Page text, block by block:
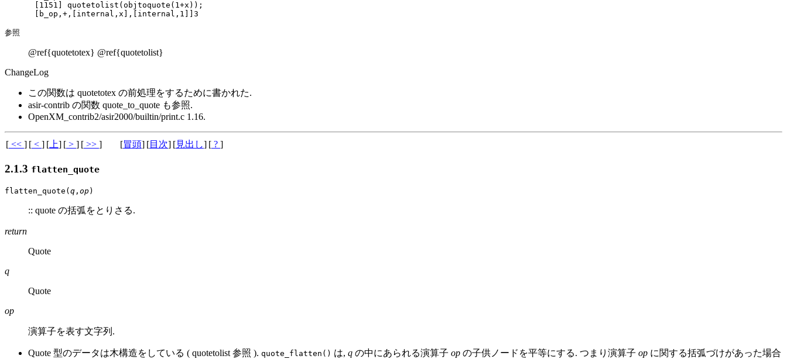
[1151] quotetolist(objtoquote(1+x));
参照
@ref{quotetotex} @ref{quotetolist}
ChangeLog
この関数は quotetotex の前処理をするために書かれた.
asir-contrib の関数 quote_to_quote も参照.
OpenXM_contrib2/asir2000/builtin/print.c 1.16.
[ << ] [ < ] [ 上] [ > ] [ >> ] [冒頭] [目次] [見出し] [ ? ]
2.1.3 flatten_quote
flatten_quote( q , op)
:: quote の括弧をとりさる.
return
Quote
q
Quote
op
演算子を表す文字列.
Quote 型のデータは木構造をしている ( quotetolist 参照 ). quote_flatten() は, q の中にあられる演算子 op の子供ノードを平等にする. つまり演算子 op に関する括弧づけがあった場合